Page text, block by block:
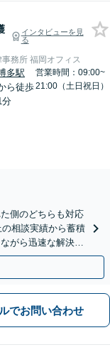
インタビューを見
る
務所 福岡オフィス
多駅
ら徒歩
分
営業時間：09:00~
21:00（土日祝日）
側のどちらも対応
相談実績から蓄積
がら迅速な解決を
可】
でお問い合わせ